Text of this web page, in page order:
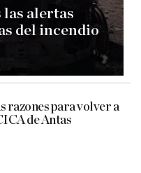
las alertas
del incendio
razones para volver a
de Antas